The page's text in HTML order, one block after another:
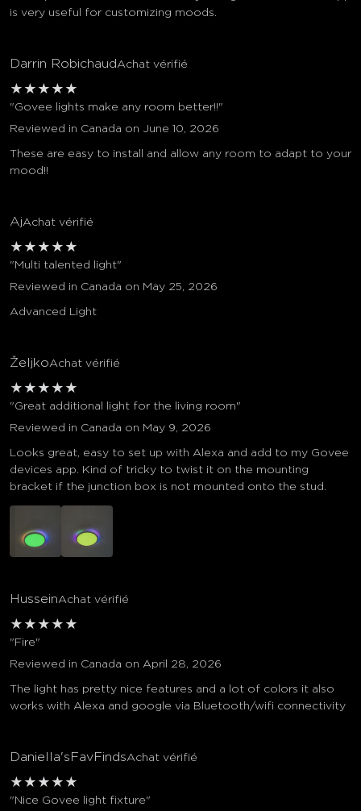
is very useful for customizing moods.
Darrin RobichaudAchat vérifié
★ ★ ★ ★ ★
"Govee lights make any room better!!"
Reviewed in Canada on June 10, 2026
These are easy to install and allow any room to adapt to your
mood!!
AjAchat vérifié
★ ★ ★ ★ ★
"Multi talented light"
Reviewed in Canada on May 25, 2026
Advanced Light
ŽeljkoAchat vérifié
★ ★ ★ ★ ★
"Great additional light for the living room"
Reviewed in Canada on May 9, 2026
Looks great, easy to set up with Alexa and add to my Govee
devices app. Kind of tricky to twist it on the mounting
bracket if the junction box is not mounted onto the stud.
HusseinAchat vérifié
★ ★ ★ ★ ★
"Fire"
Reviewed in Canada on April 28, 2026
The light has pretty nice features and a lot of colors it also
works with Alexa and google via Bluetooth/wifi connectivity
Daniella'sFavFindsAchat vérifié
★ ★ ★ ★ ★
"Nice Govee light fixture"